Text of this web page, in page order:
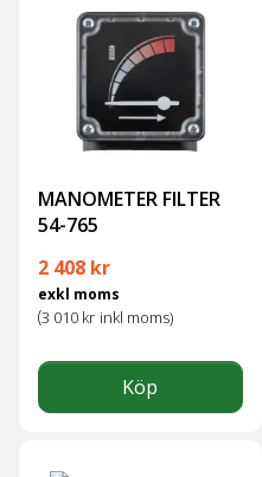
MANOMETER FILTER
54-765
2 408 kr
exkl moms
(3 010 kr inkl moms)
Köp